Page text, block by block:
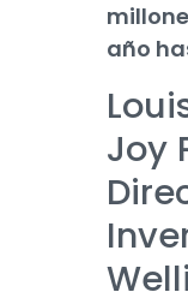
año
Joy